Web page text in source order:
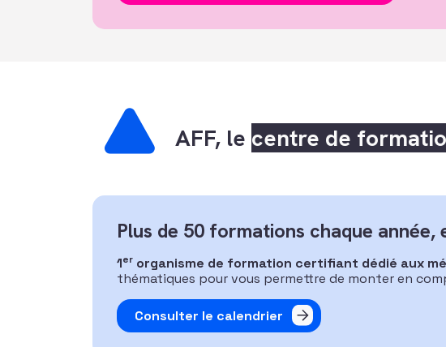
AFF, le centre de
Plus de 50 formations chaque
1er organisme de formation certifiant dédié aux
thématiques pour vous permettre de monter en
Consulter le calendrier